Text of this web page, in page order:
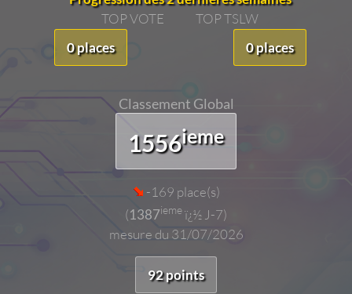
TOP VOTE
0 places
TOP TSLW
0 places
Classement Global
1556ieme
-169 place(s)
(1387iemeï¿½ J-7)
mesure du 31/07/2026
92 points